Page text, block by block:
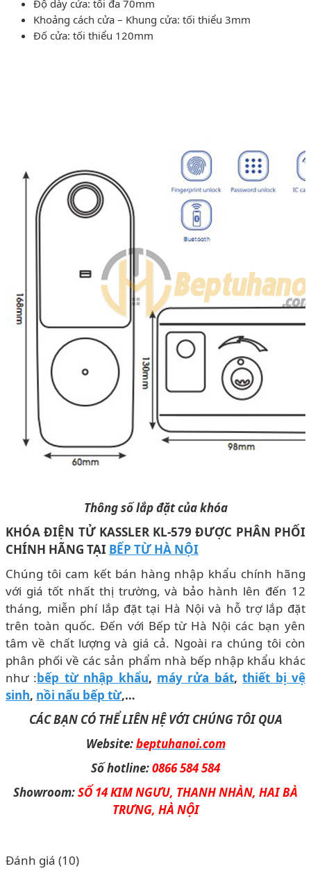
Độ dày cửa: tối đa 70mm
Khoảng cách cửa – Khung cửa: tối thiểu 3mm
Đố cửa: tối thiểu 120mm
Thông số lắp đặt của khóa
KHÓA ĐIỆN TỬ KASSLER KL-579ĐƯỢC PHÂN PHỐI
CHÍNH HÃNG TẠI BẾP TỪ HÀ NỘI
Chúng tôi cam kết bán hàng nhập khẩu chính hãng
với giá tốt nhất thị trường, và bảo hành lên đến 12
tháng, miễn phí lắp đặt tại Hà Nội và hỗ trợ lắp đặt
trên toàn quốc. Đến với Bếp từ Hà Nội các bạn yên
tâm về chất lượng và giá cả. Ngoài ra chúng tôi còn
phân phối về các sản phẩm nhà bếp nhập khẩu khác
như :bếp từ nhập khẩu, máy rửa bát,thiết bị vệ
sinh, nồi nấu bếp từ,…
CÁC BẠN CÓ THỂ LIÊN HỆ VỚI CHÚNG TÔI QUA
Website:beptuhanoi.com
Số hotline:0866 584 584
Showroom:SỐ 14 KIM NGƯU, THANH NHÀN, HAI BÀ
TRƯNG, HÀ NỘI
Đánh giá (10)